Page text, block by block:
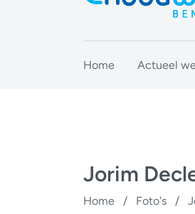
Home Actueel
Jorim
Home / Foto's /